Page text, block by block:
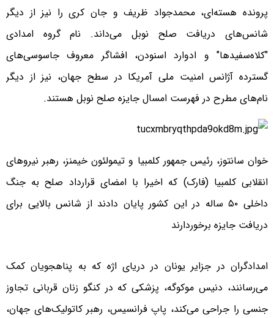
پرونده هسته‌ای، محمدجواد ظریف و جان کری را نیز از دیگر
شانس‌های دریافت صلح نوبل می‌داند. نام گروه امدادی
"کلاه‌سفیدها" و ادوارد اسنودن، افشاگر معروف جاسوسی‌های
گسترده آژانس امنیت ملی آمریکا در سطح جهان، نیز از دیگر
نام‌های مطرح در فهرست امسال جایزه صلح نوبل هستند.
خوان سانتوز، رئیس جمهور کلمبیا و تیمولئون خیمنز، رهبر نیروهای
انقلابی کلمبیا (فارک) که اخیرا با امضای قرارداد صلح به جنگ
داخلی ۵۰ ساله در این کشور پایان دادند از شانس بالایی برای
دریافت جایزه برخوردارند
امدادگران در جزایر یونان در دریای اژه که به پناهجویان کمک
می‌رسانند، دنیس موکوگه، پزشکی که در کنگو زنان قربانی تجاوز
جنسی را جراحی می‌کند، پاپ فرانسیس، رهبر کاتولیک‌های جهان،